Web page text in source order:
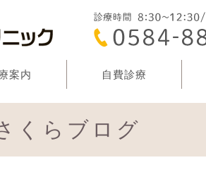
案内 自費診療
くらブログ